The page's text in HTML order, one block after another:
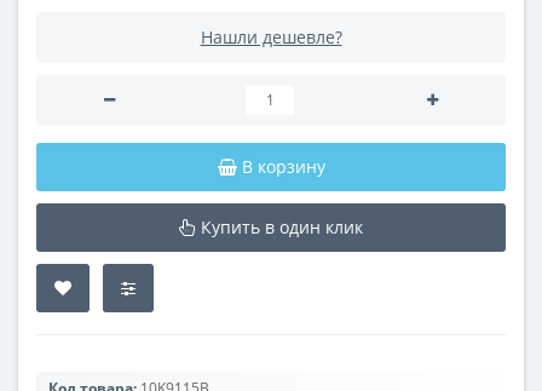
Нашли дешевле?
В корзину
Купить в один клик